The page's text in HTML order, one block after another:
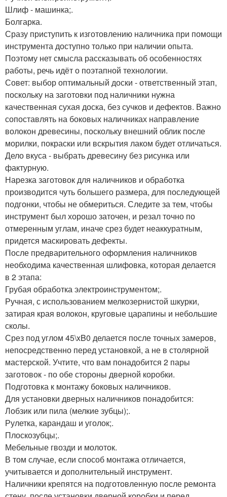
Шлиф - машинка;.
Болгарка.
Сразу приступить к изготовлению наличника при помощи
инструмента доступно только при наличии опыта.
Поэтому нет смысла рассказывать об особенностях
работы, речь идёт о поэтапной технологии.
Совет: выбор оптимальный доски - ответственный этап,
поскольку на заготовки под наличники нужна
качественная сухая доска, без сучков и дефектов. Важно
сопоставлять на боковых наличниках направление
волокон древесины, поскольку внешний облик после
морилки, покраски или вскрытия лаком будет отличаться.
Дело вкуса - выбрать древесину без рисунка или
фактурную.
Нарезка заготовок для наличников и обработка
производится чуть большего размера, для последующей
подгонки, чтобы не обмериться. Следите за тем, чтобы
инструмент был хорошо заточен, и резал точно по
отмеренным углам, иначе срез будет неаккуратным,
придется маскировать дефекты.
После предварительного оформления наличников
необходима качественная шлифовка, которая делается
в 2 этапа:
Грубая обработка электроинструментом;.
Ручная, с использованием мелкозернистой шкурки,
затирая края волокон, круговые царапины и небольшие
сколы.
Срез под углом 45\xB0 делается после точных замеров,
непосредственно перед установкой, а не в столярной
мастерской. Учтите, что вам понадобится 2 пары
заготовок - по обе стороны дверной коробки.
Подготовка к монтажу боковых наличников.
Для установки дверных наличников понадобится:
Лобзик или пила (мелкие зубцы);.
Рулетка, карандаш и уголок;.
Плоскозубцы;.
Мебельные гвозди и молоток.
В том случае, если способ монтажа отличается,
учитывается и дополнительный инструмент.
Наличники крепятся на подготовленную после ремонта